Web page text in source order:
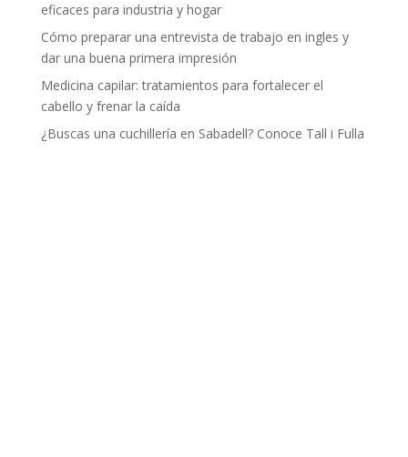
eficaces para industria y hogar
Cómo preparar una entrevista de trabajo en ingles y
dar una buena primera impresión
Medicina capilar: tratamientos para fortalecer el
cabello y frenar la caída
¿Buscas una cuchillería en Sabadell? Conoce Tall i Fulla